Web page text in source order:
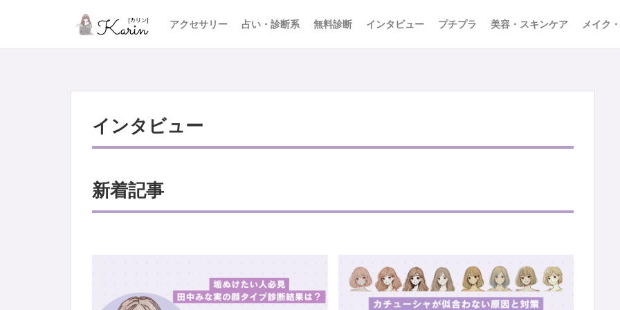
アクセサリー 占い・診断系 無料診断 インタビュー プチプラ 美容・スキンケア メイク
インタビュー
新着記事